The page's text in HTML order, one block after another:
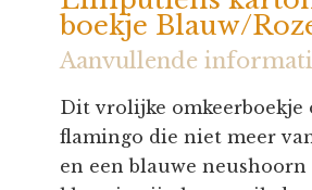
boekje Blauw/
Aanvullende
Dit vrolijke omkeerboekje
flamingo die niet meer
en een blauwe neushoorn